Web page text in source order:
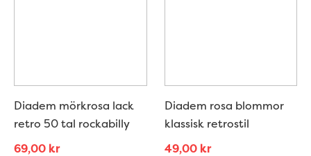
Diadem mörkrosa lack
retro 50 tal rockabilly
69,00 kr
Diadem rosa blommor
klassisk retrostil
49,00 kr